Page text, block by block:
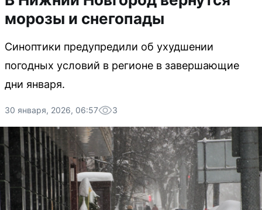
морозы и снегопады
Синоптики предупредили об ухудшении
погодных условий в регионе в завершающие
дни января.
30 января, 2026, 06:57 3